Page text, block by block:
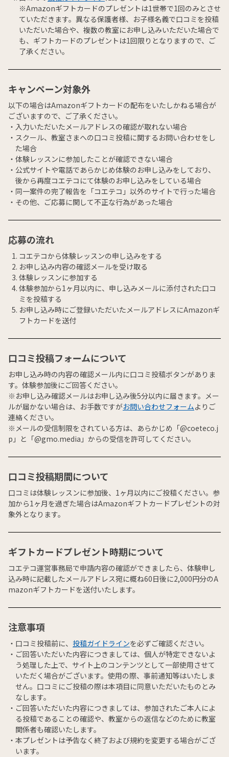
※Amazonギフトカードのプレゼントは1世帯で1回のみとさせ
ていただきます。異なる保護者様、お子様名義で口コミを投稿
いただいた場合や、複数の教室にお申し込みいただいた場合で
も、ギフトカードのプレゼントは1回限りとなりますので、ご
了承ください。
キャンペーン対象外
以下の場合はAmazonギフトカードの配布をいたしかねる場合が
ございますので、ご了承ください。
入力いただいたメールアドレスの確認が取れない場合
スクール、教室さまへの口コミ投稿に関するお問い合わせをし
た場合
体験レッスンに参加したことが確認できない場合
公式サイトや電話であらかじめ体験のお申し込みをしており、
後から再度コエテコにて体験のお申し込みをしている場合
同一案件の完了報告を「コエテコ」以外のサイトで行った場合
その他、ご応募に関して不正な行為があった場合
応募の流れ
コエテコから体験レッスンの申し込みをする
お申し込み内容の確認メールを受け取る
体験レッスンに参加する
体験参加から1ヶ月以内に、申し込みメールに添付された口コ
ミを投稿する
お申し込み時にご登録いただいたメールアドレスにAmazonギ
フトカードを送付
口コミ投稿フォームについて
お申し込み時の内容の確認メール内に口コミ投稿ボタンがありま
す。体験参加後にご回答ください。
※お申し込み確認メールはお申し込み後5分以内に届きます。メー
ルが届かない場合は、お手数ですがお問い合わせフォームよりご
連絡ください。
※メールの受信制限をされている方は、あらかじめ「@coeteco.j
p」と「@gmo.media」からの受信を許可してください。
口コミ投稿期間について
口コミは体験レッスンに参加後、1ヶ月以内にご投稿ください。参
加から1ヶ月を過ぎた場合はAmazonギフトカードプレゼントの対
象外となります。
ギフトカードプレゼント時期について
コエテコ運営事務局で申請内容の確認ができましたら、体験申し
込み時に記載したメールアドレス宛に概ね60日後に2,000円分のA
mazonギフトカードを送付いたします。
注意事項
口コミ投稿前に、 投稿ガイドラインを必ずご確認ください。
ご回答いただいた内容につきましては、個人が特定できないよ
う処理した上で、サイト上のコンテンツとして一部使用させて
いただく場合がございます。使用の際、事前通知等はいたしま
せん。口コミにご投稿の際は本項目に同意いただいたものとみ
なします。
ご回答いただいた内容につきましては、参加されたご本人によ
る投稿であることの確認や、教室からの返信などのために教室
関係者も確認いたします。
本プレゼントは予告なく終了および規約を変更する場合がござ
います。